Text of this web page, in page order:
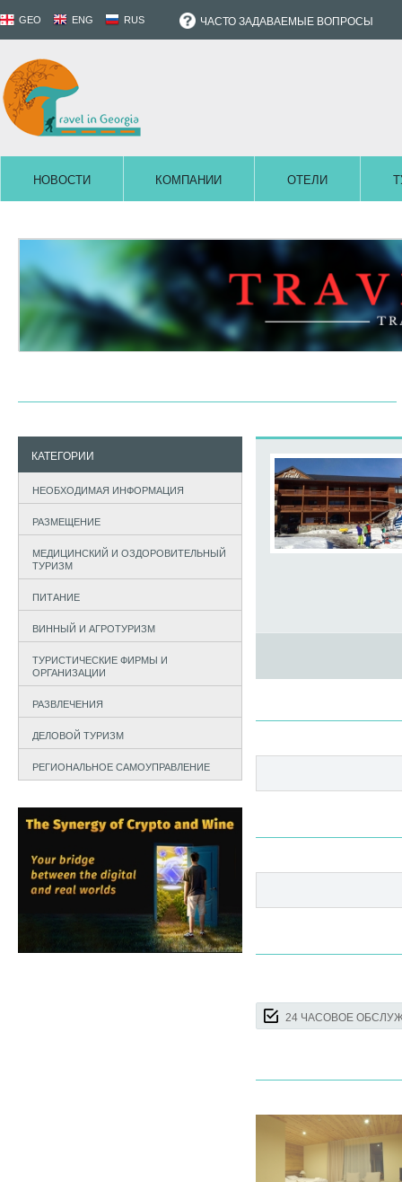
GEO ENG RUS ЧАСТО ЗАДАВАЕМЫЕ ВОПРОСЫ
НОВОСТИ КОМПАНИИ ОТЕЛИ
КАТЕГОРИИ
НЕОБХОДИМАЯ ИНФОРМАЦИЯ
РАЗМЕЩЕНИЕ
МЕДИЦИНСКИЙ И ОЗДОРОВИТЕЛЬНЫЙ
ТУРИЗМ
ПИТАНИЕ
ВИННЫЙ И АГРОТУРИЗМ
ТУРИСТИЧЕСКИЕ ФИРМЫ И
ОРГАНИЗАЦИИ
РАЗВЛЕЧЕНИЯ
ДЕЛОВОЙ ТУРИЗМ
РЕГИОНАЛЬНОЕ САМОУПРАВЛЕНИЕ
24 ЧАСОВОЕ